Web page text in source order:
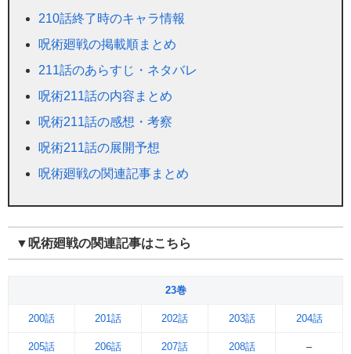
210話終了時のキャラ情報
呪術廻戦の掲載順まとめ
211話のあらすじ・ネタバレ
呪術211話の内容まとめ
呪術211話の感想・考察
呪術211話の展開予想
呪術廻戦の関連記事まとめ
▼呪術廻戦の関連記事はこちら
23巻
200話 201話 202話 203話 204話
205話 206話 207話 208話 –